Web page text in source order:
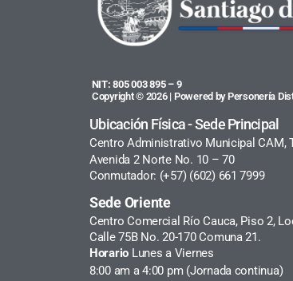
NIT: 805 003 895 – 9
Copyright © 2026 | Powered by Personería
Ubicación Física - Sede Principal
Centro Administrativo Municipal CAM,
Avenida 2 Norte No. 10 – 70
Conmutador: (+57) (602) 661 7999
Sede Oriente
Centro Comercial Río Cauca, Piso 2,
Calle 75B No. 20-170 Comuna 21.
Horario Lunes a Viernes
8:00 am a 4:00 pm (Jornada continua)